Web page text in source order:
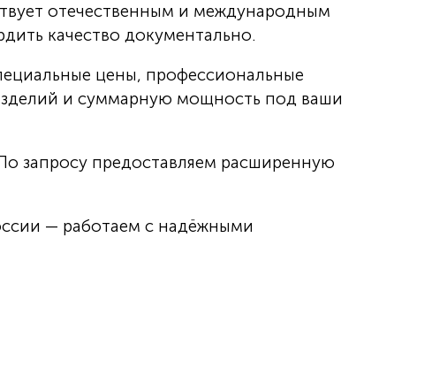
отечественным и международным
качество документально.
цены, профессиональные
и суммарную мощность под ваши
запросу предоставляем расширенную
— работаем с надёжными